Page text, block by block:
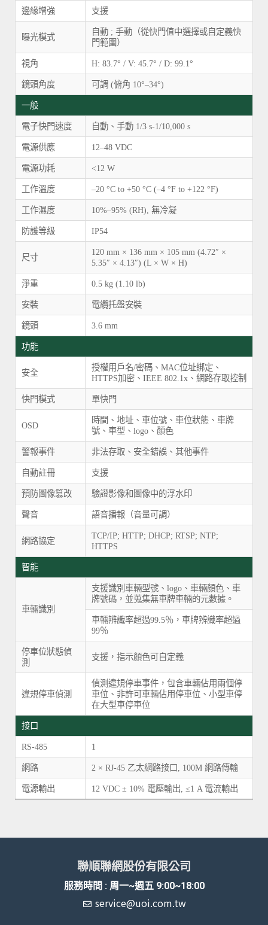
邊緣增強 支援
曝光模式
自動 ; 手動（從快門值中選擇或自定義快
門範圍）
視角 H: 83.7° / V: 45.7° / D: 99.1°
鏡頭角度 可調 (俯角 10°–34°)
一般
電子快門速度 自動、手動 1/3 s-1/10,000 s
電源供應 12–48 VDC
電源功耗 <12 W
工作溫度 –20 °C to +50 °C (–4 °F to +122 °F)
工作濕度 10%–95% (RH), 無冷凝
防護等級 IP54
尺寸
120 mm × 136 mm × 105 mm (4.72″ ×
5.35″ × 4.13″) (L × W × H)
淨重 0.5 kg (1.10 lb)
安裝 電纜托盤安裝
鏡頭 3.6 mm
功能
安全
授權用戶名/密碼、MAC位址綁定、
HTTPS加密、IEEE 802.1x、網路存取控制
快門模式 單快門
OSD
時間、地址、車位號、車位狀態、車牌
號、車型、logo、顏色
警報事件 非法存取、安全錯誤、其他事件
自動註冊 支援
預防圖像篡改 驗證影像和圖像中的浮水印
聲音 語音播報（音量可調）
網路協定
TCP/IP; HTTP; DHCP; RTSP; NTP;
HTTPS
智能
車輛識別
支援識別車輛型號、logo、車輛顏色、車
牌號碼，並蒐集無車牌車輛的元數據。
車輛辨識率超過99.5％，車牌辨識率超過
99％
停車位狀態偵
測
支援，指示顏色可自定義
違規停車偵測
偵測違規停車事件，包含車輛佔用兩個停
車位、非許可車輛佔用停車位、小型車停
在大型車停車位
接口
RS-485 1
網路 2 × RJ-45 乙太網路接口, 100M 網路傳輸
電源輸出 12 VDC ± 10% 電壓輸出, ≤1 A 電流輸出
聯順聯網股份有限公司
服務時間 : 周一~週五 9:00~18:00
service@uoi.com.tw